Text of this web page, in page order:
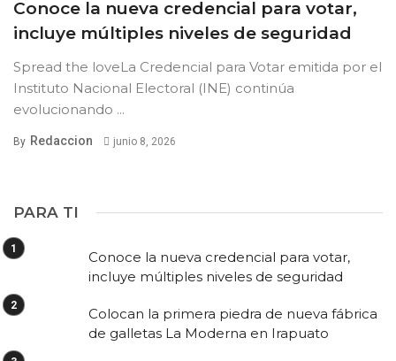
Conoce la nueva credencial para votar,
incluye múltiples niveles de seguridad
Spread the loveLa Credencial para Votar emitida por el
Instituto Nacional Electoral (INE) continúa
evolucionando ...
By Redaccion junio 8, 2026
PARA TI
Conoce la nueva credencial para votar,
incluye múltiples niveles de seguridad
Colocan la primera piedra de nueva fábrica
de galletas La Moderna en Irapuato